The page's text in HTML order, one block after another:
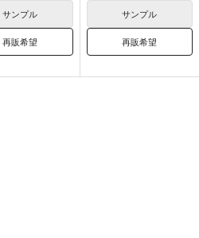
サンプル
再販希望
サンプル
再販希望